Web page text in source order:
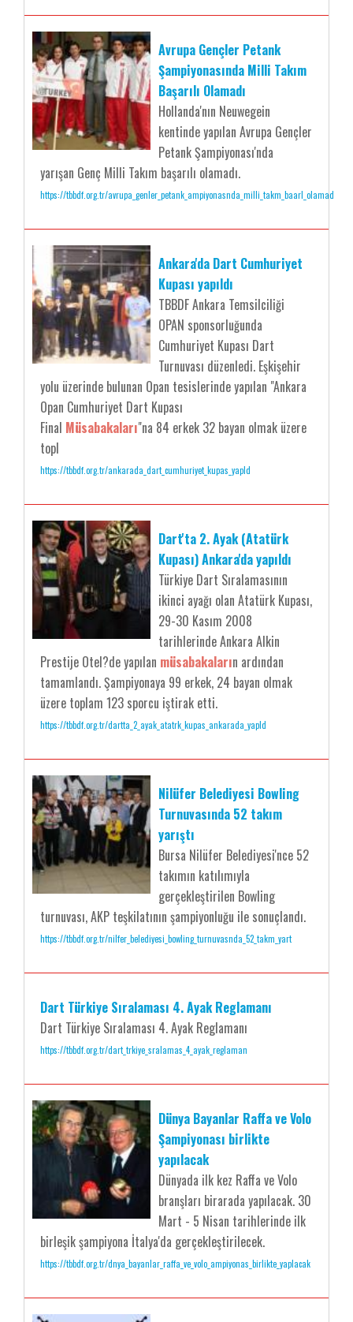
Avrupa Gençler Petank
Şampiyonasında Milli Takım
Başarılı Olamadı
Hollanda'nın Neuwegein
kentinde yapılan Avrupa Gençler
Petank Şampiyonası'nda
yarışan Genç Milli Takım başarılı olamadı.
https://tbbdf.org.tr/avrupa_genler_petank_ampiyonasnda_milli_takm_baarl_olamad
Ankara'da Dart Cumhuriyet
Kupası yapıldı
TBBDF Ankara Temsilciliği
OPAN sponsorluğunda
Cumhuriyet Kupası Dart
Turnuvası düzenledi. Eşkişehir
yolu üzerinde bulunan Opan tesislerinde yapılan "Ankara
Opan Cumhuriyet Dart Kupası
Final Müsabakaları"na 84 erkek 32 bayan olmak üzere
topl
https://tbbdf.org.tr/ankarada_dart_cumhuriyet_kupas_yapld
Dart'ta 2. Ayak (Atatürk
Kupası) Ankara'da yapıldı
Türkiye Dart Sıralamasının
ikinci ayağı olan Atatürk Kupası,
29-30 Kasım 2008
tarihlerinde Ankara Alkin
Prestije Otel?de yapılan müsabakaların ardından
tamamlandı. Şampiyonaya 99 erkek, 24 bayan olmak
üzere toplam 123 sporcu iştirak etti.
https://tbbdf.org.tr/dartta_2_ayak_atatrk_kupas_ankarada_yapld
Nilüfer Belediyesi Bowling
Turnuvasında 52 takım
yarıştı
Bursa Nilüfer Belediyesi'nce 52
takımın katılımıyla
gerçekleştirilen Bowling
turnuvası, AKP teşkilatının şampiyonluğu ile sonuçlandı.
https://tbbdf.org.tr/nilfer_belediyesi_bowling_turnuvasnda_52_takm_yart
Dart Türkiye Sıralaması 4. Ayak Reglamanı
Dart Türkiye Sıralaması 4. Ayak Reglamanı
https://tbbdf.org.tr/dart_trkiye_sralamas_4_ayak_reglaman
Dünya Bayanlar Raffa ve Volo
Şampiyonası birlikte
yapılacak
Dünyada ilk kez Raffa ve Volo
branşları birarada yapılacak. 30
Mart - 5 Nisan tarihlerinde ilk
birleşik şampiyona İtalya'da gerçekleştirilecek.
https://tbbdf.org.tr/dnya_bayanlar_raffa_ve_volo_ampiyonas_birlikte_yaplacak